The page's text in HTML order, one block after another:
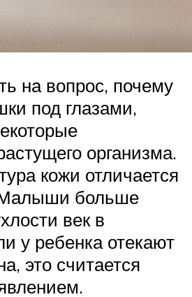
на вопрос, почему
под глазами,
организма.
кожи отличается
Малыши больше
век в
у ребенка отекают
это считается